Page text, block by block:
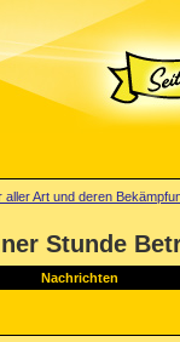
aller Art und deren
Stunde
Nachrichten